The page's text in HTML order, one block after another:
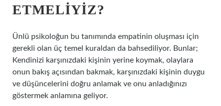
ETMELIYIZ?
Ünlü psikoloğun bu tanımında empatinin oluşması için
gerekli olan üç temel kuraldan da bahsediliyor. Bunlar;
Kendinizi karşınızdaki kişinin yerine koymak, olaylara
onun bakış açısından bakmak, karşınızdaki kişinin duygu
ve düşüncelerini doğru anlamak ve onu anladığınızı
göstermek anlamına geliyor.